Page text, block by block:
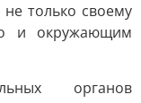
только своему
и окружающим
органов